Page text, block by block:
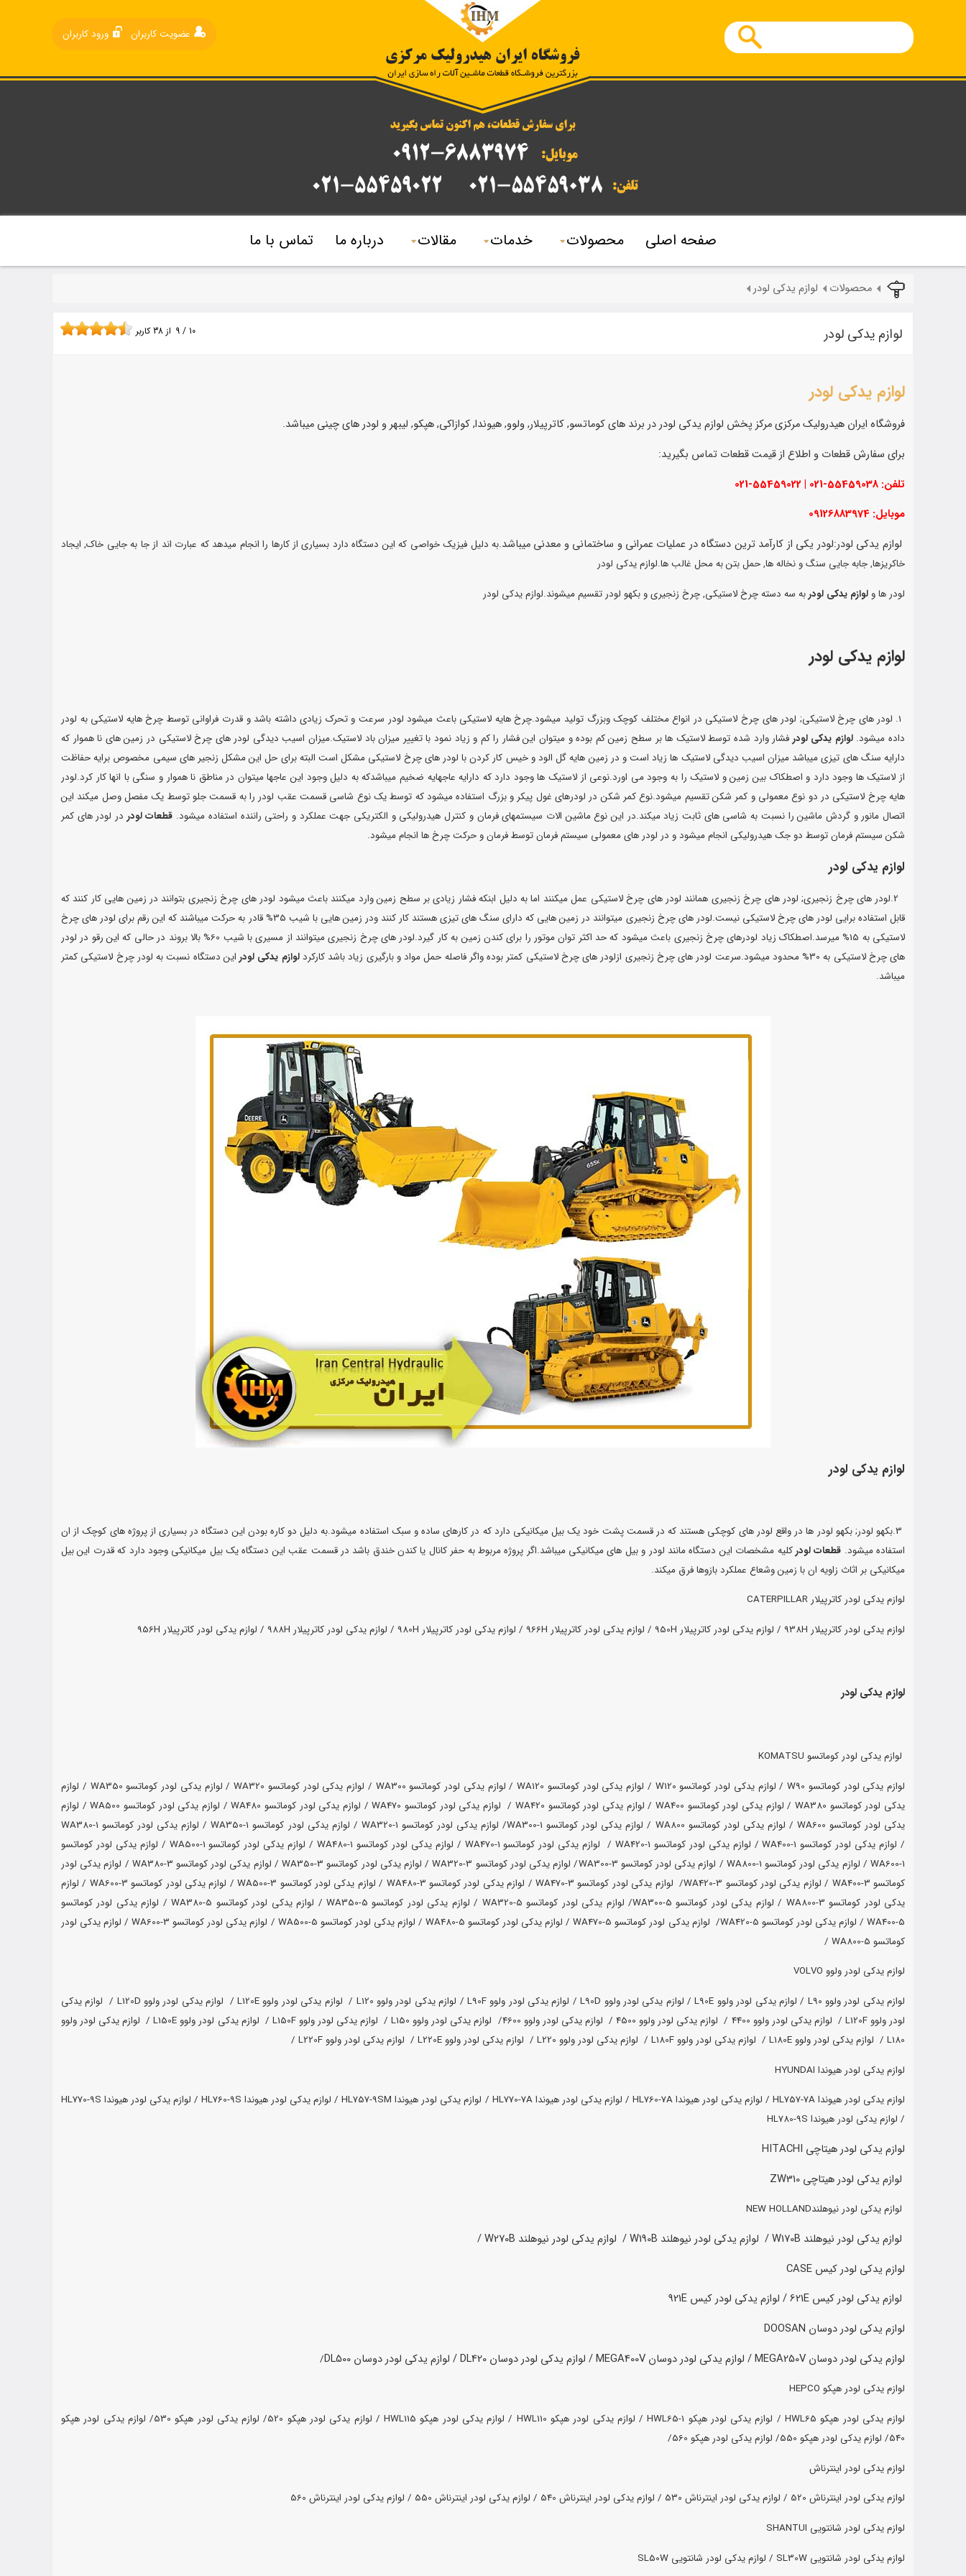
ورود کاربران عضویت کاربران
صفحه اصلی محصولات خدمات مقالات درباره ما تماس با ما
محصولات لوازم یدکی لودر
لوازم یدکی لودر 9 / 10 از 38کاربر
لوازم یدکی لودر
فروشگاه ایران هیدرولیک مرکزی مرکز پخش لوازم یدکی لودر در برند های کوماتسو, کاترپیلار, ولوو, هیوندا, کوازاکی, هپکو, لیبهر و لودر های چینی میباشد.
برای سفارش قطعات و اطلاع از قیمت قطعات تماس بگیرید:
تلفن: 55459038-021 | 55459022-021
موبایل: 09126883974
لوازم یدکی لودر:لودر یکی از کارآمد ترین دستگاه در عملیات عمرانی و ساختمانی و معدنی میباشد.به دلیل فیزیک خواصی که این دستگاه دارد بسیاری از کارها را انجام میدهد که عبارت اند از جا به جایی خاک, ایجاد
خاکریزها, جابه جایی سنگ و نخاله ها, حمل بتن به محل غالب ها.لوازم یدکی لودر
لودر ها و لوازم یدکی لودربه سه دسته چرخ لاستیکی, چرخ زنجیری و بکهو لودر تقسیم میشوند.لوازم یدکی لودر
لوازم یدکی لودر
1. لودر های چرخ لاستیکی; لودر های چرخ لاستیکی در انواع مختلف کوچک وبزرگ تولید میشود.چرخ هایه لاستیکی باعث میشود لودر سرعت و تحرک زیادی داشته باشد و قدرت فراوانی توسط چرخ هایه لاستیکی به لودر
داده میشود. لوازم یدکی لودر فشار وارد شده توسط لاستیک ها بر سطح زمین کم بوده و میتوان این فشار را کم و زیاد نمود با تغییر میزان باد لاستیک.میزان اسیب دیدگی لودر های چرخ لاستیکی در زمین های نا هموار که
دارایه سنگ های تیزی میباشد میزان اسیب دیدگی لاستیک ها زیاد است و در زمین هایه گل الود و خیس کار کردن با لودر های چرخ لاستیکی مشکل است البته برای حل این مشکل زنجیر های سیمی مخصوص برایه حفاظت
از لاستیک ها وجود دارد و اصطکاک بین زمین و لاستیک را به وجود می اورد.نوعی از لاستیک ها وجود دارد که دارایه عاجهایه ضخیم میباشدکه به دلیل وجود این عاجها میتوان در مناطق نا هموار و سنگی با انها کار کرد.لودر
هایه چرخ لاستیکی در دو نوع معمولی و کمر شکن تقسیم میشود.نوع کمر شکن در لودرهای غول پیکر و بزرگ استفاده میشود که توسط یک نوع شاسی قسمت عقب لودر را به قسمت جلو توسط یک مفصل وصل میکند این
اتصال مانور و گردش ماشین را نسبت به شاسی های ثابت زیاد میکند.در این نوع ماشین الات سیستمهای فرمان و کنترل هیدرولیکی و الکتریکی جهت عملکرد و راحتی راننده استفاده میشود. قطعات لودر در لودر های کمر
شکن سیستم فرمان توسط دو جک هیدرولیکی انجام میشود و در لودر های معمولی سیستم فرمان توسط فرمان و حرکت چرخ ها انجام میشود.
لوازم یدکی لودر
2.لودر های چرخ زنجیری; لودر های چرخ زنجیری همانند لودر های چرخ لاستیکی عمل میکنند اما به دلیل ابنکه فشار زیادی بر سطح زمین وارد میکنند باعث میشود لودر های چرخ زنجیری بتوانند در زمین هایی کار کنند که
قابل استفاده برایی لودر های چرخ لاستیکی نیست.لودر های چرخ زنجیری میتوانند در زمین هایی که دارای سنگ های تیزی هستند کار کنند ودر زمین هایی با شیب 35% قادر به حرکت میباشند که این رقم برای لودر های چرخ
لاستیکی به 15% میرسد.اصطکاک زیاد لودرهای چرخ زنجیری باعث میشود که حد اکثر توان موتور را برای کندن زمین به کار گیرد.لودر های چرخ زنجیری میتوانند از مسیری با شیب 60% بالا بروند در حالی که این رقو در لودر
های چرخ لاستیکی به 30% محدود میشود.سرعت لودر های چرخ زنجیری ازلودر های چرخ لاستیکی کمتر بوده واگر فاصله حمل مواد و بارگیری زیاد باشد کارکرد
لوازم یدکی لودراین دستگاه نسبت به لودر چرخ لاستیکی کمتر
میباشد.
لوازم یدکی لودر
3.بکهو لودر; بکهو لودر ها در واقع لودر های کوچکی هستند که در قسمت پشت خود یک بیل میکانیکی دارد که در کارهای ساده و سبک استفاده میشود.به دلیل دو کاره بودن این دستگاه در بسیاری از پروژه های کوچک از ان
استفاده میشود. قطعات لودرکلیه مشخصات این دستگاه مانند لودر و بیل های میکانیکی میباشد.اگر پروژه مربوط به حفر کانال یا کندن خندق باشد در قسمت عقب این دستگاه یک بیل میکانیکی وجود دارد که قدرت این بیل
میکانیکی بر اثاث زاویه ان با زمین وشعاع عملکرد بازوها فرق میکند.
لوازم یدکی لودر کاترپیلار CATERPILLAR
لوازم یدکی لودر کاترپیلار 938H /
لوازم یدکی لودر کاترپیلار 950H / لوازم یدکی لودر کاترپیلار 966H / لوازم یدکی لودر کاترپیلار 980H / لوازم یدکی لودر کاترپیلار 988H / لوازم یدکی لودر کاترپیلار 956H
لوازم یدکی لودر
لوازم یدکی لودر کوماتسو KOMATSU
لوازم یدکی لودر کوماتسو W90 /
لوازم یدکی لودر کوماتسو W120 / لوازم یدکی لودر کوماتسو WA120 / لوازم یدکی لودر کوماتسو WA300 / لوازم یدکی لودر کوماتسو WA320 / لوازم یدکی لودر کوماتسو WA350 /
لوازم
یدکی لودر کوماتسو WA380 /
لوازم یدکی لودر کوماتسو WA400 / لوازم یدکی لودر کوماتسو WA420 / لوازم یدکی لودر کوماتسو WA470 / لوازم یدکی لودر کوماتسو WA480 / لوازم یدکی لودر کوماتسو WA500 /
لوازم
یدکی لودر کوماتسو WA600 /
لوازم یدکی لودر کوماتسو WA800 / لوازم یدکی لودر کوماتسو WA300-1/
لوازم یدکی لودر کوماتسو WA320-1 / لوازم یدکی لودر کوماتسو WA350-1 / لوازم یدکی لودر کوماتسو WA380-1
/ لوازم یدکی لودر کوماتسو WA400-1 / لوازم یدکی لودر کوماتسو WA420-1 / لوازم یدکی لودر کوماتسو WA470-1 / لوازم یدکی لودر کوماتسو WA480-1 / لوازم یدکی لودر کوماتسو WA500-1 / لوازم یدکی لودر کوماتسو
WA600-1 / لوازم یدکی لودر کوماتسو WA800-1 /
لوازم یدکی لودر کوماتسو WA300-3/
لوازم یدکی لودر کوماتسو WA320-3 / لوازم یدکی لودر کوماتسو WA350-3 / لوازم یدکی لودر کوماتسو WA380-3 / لوازم یدکی لودر
کوماتسو WA400-3 / لوازم یدکی لودر کوماتسو WA420-3/ لوازم یدکی لودر کوماتسو WA470-3 / لوازم یدکی لودر کوماتسو WA480-3 / لوازم یدکی لودر کوماتسو WA500-3 / لوازم یدکی لودر کوماتسو WA600-3 / لوازم
یدکی لودر کوماتسو WA800-3 /
لوازم یدکی لودر کوماتسو WA300-5/
لوازم یدکی لودر کوماتسو WA320-5 / لوازم یدکی لودر کوماتسو WA350-5 / لوازم یدکی لودر کوماتسو WA380-5 / لوازم یدکی لودر کوماتسو
WA400-5 / لوازم یدکی لودر کوماتسو WA420-5/ لوازم یدکی لودر کوماتسو WA470-5 / لوازم یدکی لودر کوماتسو WA480-5 / لوازم یدکی لودر کوماتسو WA500-5 / لوازم یدکی لودر کوماتسو WA600-3 / لوازم یدکی لودر
کوماتسو WA800-5 /
لوازم یدکی لودر ولوو VOLVO
لوازم یدکی لودر ولوو L90 /
لوازم یدکی لودر ولوو L90E / لوازم یدکی لودر ولوو L90D / لوازم یدکی لودر ولوو L90F / لوازم یدکی لودر ولوو L120 / لوازم یدکی لودر ولوو L120E / لوازم یدکی لودر ولوو L120D /
لوازم یدکی
لودر ولوو L120F /
لوازم یدکی لودر ولوو 4400 / لوازم یدکی لودر ولوو 4500 / لوازم یدکی لودر ولوو 4600/ لوازم یدکی لودر ولوو L150 / لوازم یدکی لودر ولوو L150F / لوازم یدکی لودر ولوو L150E /
لوازم یدکی لودر ولوو
L180 /
لوازم یدکی لودر ولوو L180E / لوازم یدکی لودر ولوو L180F / لوازم یدکی لودر ولوو L220 / لوازم یدکی لودر ولوو L220E /
لوازم یدکی لودر ولوو L220F /
لوازم یدکی لودر هیوندا HYUNDAI
لوازم یدکی لودر هیوندا HL757-7A /
لوازم یدکی لودر هیوندا HL760-7A / لوازم یدکی لودر هیوندا HL770-7A / لوازم یدکی لودر هیوندا HL757-9SM / لوازم یدکی لودر هیوندا HL760-9S /
لوازم یدکی لودر هیوندا HL770-9S
/ لوازم یدکی لودر هیوندا HL780-9S
لوازم یدکی لودر هیتاچی HITACHI
لوازم یدکی لودر هیتاچی ZW310
لوازم یدکی لودر نیوهلندNEW HOLLAND
لوازم یدکی لودر نیوهلند W170B / لوازم یدکی لودر نیوهلند W190B /
لوازم یدکی لودر نیوهلند W270B /
لوازم یدکی لودر کیس CASE
لوازم یدکی لودر کیس 621E /
لوازم یدکی لودر کیس 921E
لوازم یدکی لودر دوسان DOOSAN
لوازم یدکی لودر دوسان MEGA250V /
لوازم یدکی لودر دوسان MEGA400V / لوازم یدکی لودر دوسان DL420 / لوازم یدکی لودر دوسان DL500
/
لوازم یدکی لودر هپکو HEPCO
لوازم یدکی لودر هپکو HWL65 /
لوازم یدکی لودر هپکو HWL65-1 / لوازم یدکی لودر هپکو HWL110 / لوازم یدکی لودر هپکو HWL115 / لوازم یدکی لودر هپکو 520/ لوازم یدکی لودر هپکو 530/
لوازم یدکی لودر هپکو
540/ لوازم یدکی لودر هپکو 550/
لوازم یدکی لودر هپکو 560/
لوازم یدکی لودر اینترناش
لوازم یدکی لودر اینترناش 520 /
لوازم یدکی لودر اینترناش 530 / لوازم یدکی لودر اینترناش 540 / لوازم یدکی لودر اینترناش 550 /
لوازم یدکی لودر اینترناش 560
لوازم یدکی لودر شانتویی SHANTUI
لوازم یدکی لودر شانتویی SL30W /
لوازم یدکی لودر شانتویی SL50W